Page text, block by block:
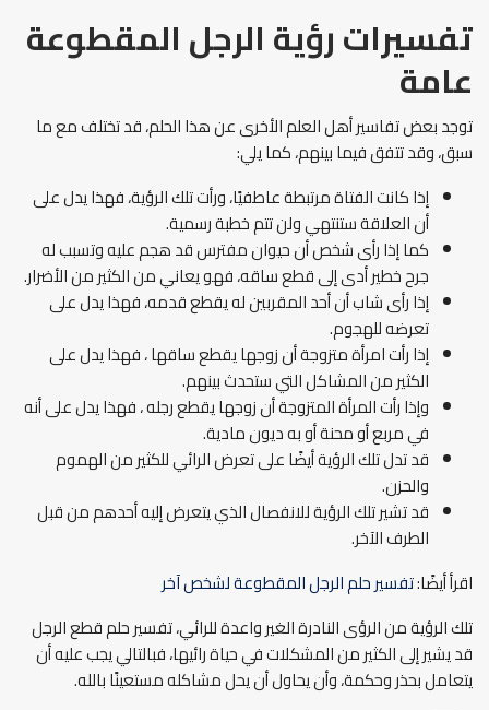
تفسيرات رؤية الرجل المقطوعة
عامة
توجد بعض تفاسير أهل العلم الأخرى عن هذا الحلم، قد تختلف مع ما
سبق، وقد تتفق فيما بينهم، كما يلي:
إذا كانت الفتاة مرتبطة عاطفيًا، ورأت تلك الرؤية، فهذا يدل على
أن العلاقة ستنتهي ولن تتم خطبة رسمية.
كما إذا رأى شخص أن حيوان مفترس قد هجم عليه وتسبب له
جرح خطير أدى إلى قطع ساقه، فهو يعاني من الكثير من الأضرار.
إذا رأى شاب أن أحد المقربين له يقطع قدمه، فهذا يدل على
تعرضه للهجوم.
إذا رأت امرأة متزوجة أن زوجها يقطع ساقها ، فهذا يدل على
الكثير من المشاكل التي ستحدث بينهم.
وإذا رأت المرأة المتزوجة أن زوجها يقطع رجله ، فهذا يدل على أنه
في مربع أو محنة أو به ديون مادية.
قد تدل تلك الرؤية أيضًا على تعرض الرائي للكثير من الهموم
والحزن.
قد تشير تلك الرؤية للانفصال الذي يتعرض إليه أحدهم من قبل
الطرف الآخر.
اقرأ أيضًا:تفسير حلم الرجل المقطوعة لشخص آخر
تلك الرؤية من الرؤى النادرة الغير واعدة للرائي، تفسير حلم قطع الرجل
قد يشير إلى الكثير من المشكلات في حياة رائيها، فبالتالي يجب عليه أن
يتعامل بحذر وحكمة، وأن يحاول أن يحل مشاكله مستعينًا بالله.